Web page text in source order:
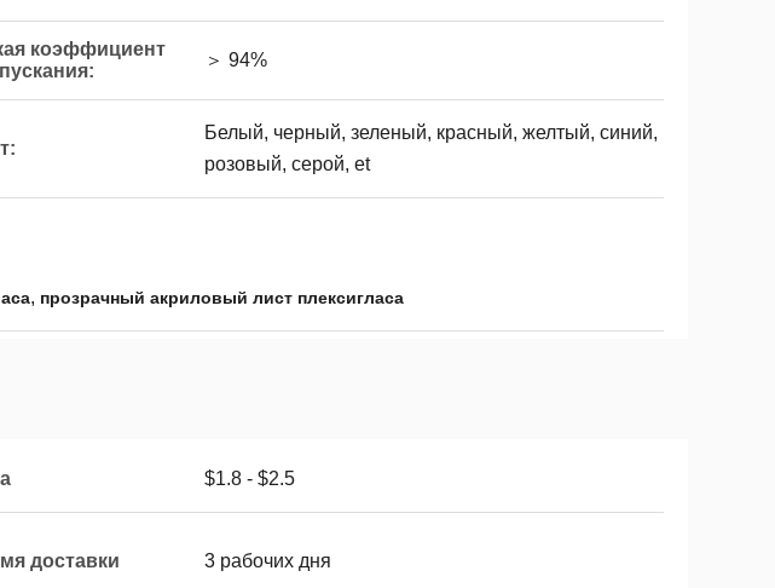
коэффициент
＞ 94%
Белый, черный, зеленый, красный, желтый, синий,
розовый, серой, et
, прозрачный акриловый лист плексигласа
$1.8 - $2.5
доставки 3 рабочих дня